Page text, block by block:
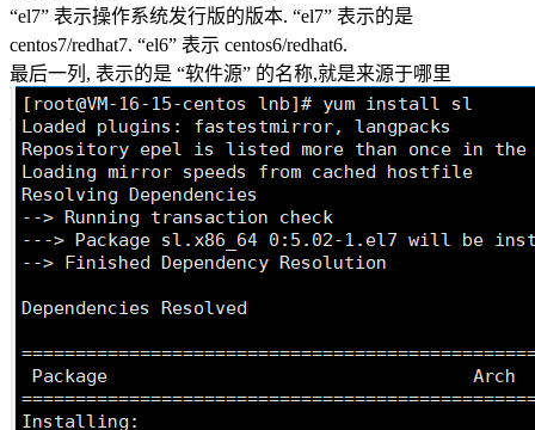
“el7” 表示操作系统发行版的版本. “el7” 表示的是
centos7/redhat7. “el6” 表示 centos6/redhat6.
最后一列, 表示的是 “软件源” 的名称,就是来源于哪里